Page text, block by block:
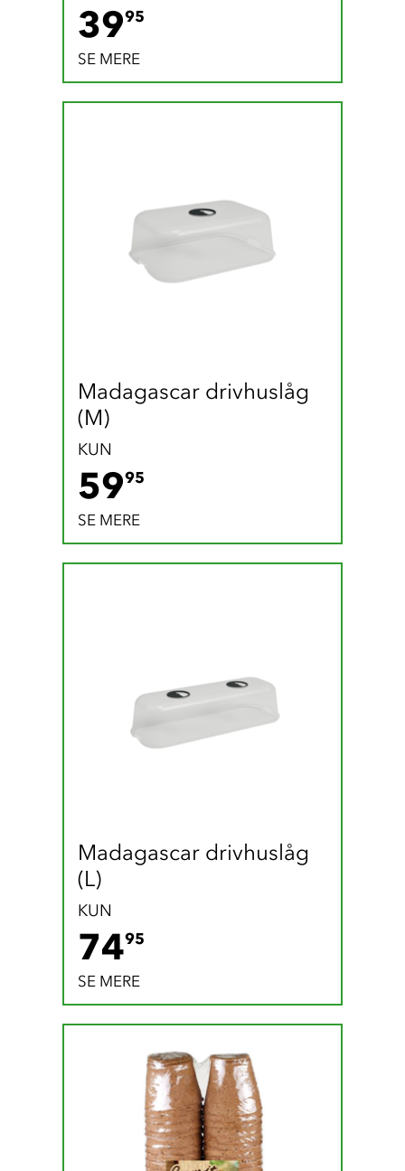
3995
SE MERE
Madagascar drivhuslåg
(M)
KUN
5995
SE MERE
Madagascar drivhuslåg
(L)
KUN
7495
SE MERE